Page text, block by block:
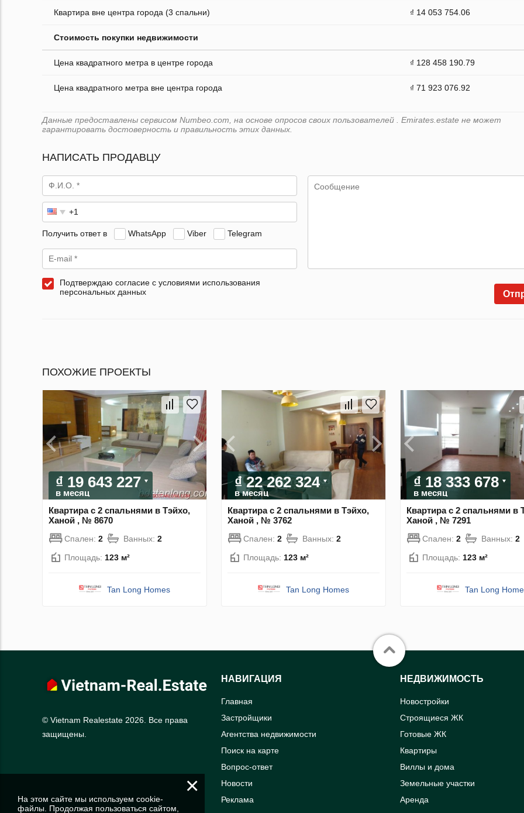
Квартира вне центра города (3 спальни) ₫ 14 053 754.06
Стоимость покупки недвижимости
Цена квадратного метра в центре города ₫ 128 458 190.79
Цена квадратного метра вне центра города ₫ 71 923 076.92
Данные предоставлены сервисом Numbeo.com, на основе опросов своих пользователей . Emirates.estate не может
гарантировать достоверность и правильность этих данных.
НАПИСАТЬ ПРОДАВЦУ
Получить ответ в WhatsApp Viber Telegram
Подтверждаю согласие с условиями использования
персональных данных
ПОХОЖИЕ ПРОЕКТЫ
₫ 19 643 227
в месяц
Квартира с 2 спальнями в Тэйхо,
Ханой , № 8670
Спален: 2 Ванных: 2
Площадь: 123 м²
Tan Long Homes
₫ 22 262 324
в месяц
Квартира с 2 спальнями в Тэйхо,
Ханой , № 3762
Спален: 2 Ванных: 2
Площадь: 123 м²
Tan Long Homes
₫ 18 333 678
в месяц
Квартира с 2 спальнями в
Ханой , № 7291
Спален: 2 Ванных: 2
Площадь: 123 м²
Tan Long
© Vietnam Realestate 2026. Все права
защищены.
НАВИГАЦИЯ
Главная
Застройщики
Агентства недвижимости
Поиск на карте
Вопрос-ответ
Новости
Реклама
НЕДВИЖИМОСТЬ
Новостройки
Строящиеся ЖК
Готовые ЖК
Квартиры
Виллы и дома
Земельные участки
Аренда
×
На этом сайте мы используем cookie-
файлы. Продолжая пользоваться сайтом,